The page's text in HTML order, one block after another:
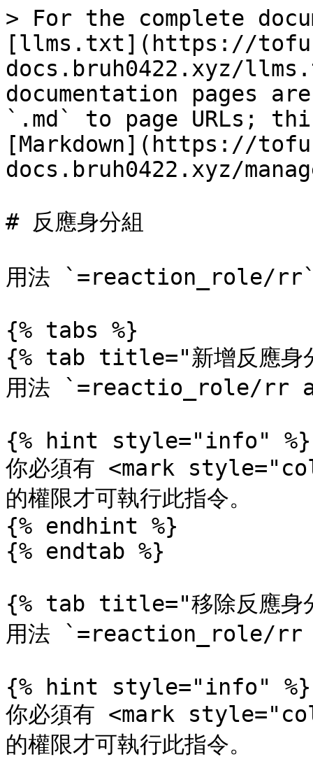
> For the complete
[llms.txt](https://
docs.bruh0422.xyz/
documentation pages
`.md` to page URLs;
[Markdown](https://
docs.bruh0422.xyz/
# 反應身分組
用法 `=reaction_role/
{% tabs %}
{% tab title="新增反應身
用法 `=reactio_role/rr
{% hint style="info" %}
你必須有 <mark
的權限才可執行此指令。
{% endhint %}
{% endtab %}
{% tab title="移除反應身
用法 `=reaction_role/rr
{% hint style="info" %}
你必須有 <mark
的權限才可執行此指令。